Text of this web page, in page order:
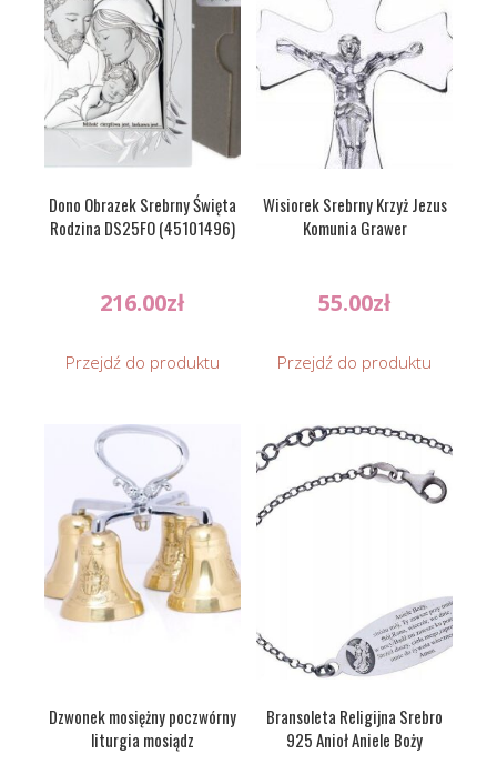
Dono Obrazek Srebrny Święta
Rodzina DS25FO (45101496)
216.00zł
Przejdź do produktu
Wisiorek Srebrny Krzyż Jezus
Komunia Grawer
55.00zł
Przejdź do produktu
Dzwonek mosiężny poczwórny
liturgia mosiądz
Bransoleta Religijna Srebro
925 Anioł Aniele Boży